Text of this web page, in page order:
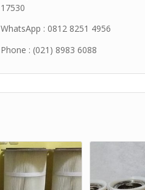
17530
WhatsApp : 0812 8251 4956
Phone : (021) 8983 6088